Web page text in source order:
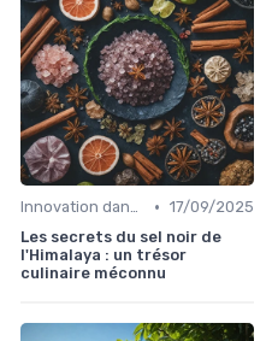
Innovation dans la food • 17/09/2025
Les secrets du sel noir de
l'Himalaya : un trésor
culinaire méconnu